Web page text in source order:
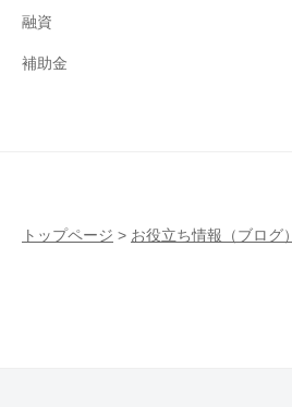
融資
補助金
トップページ > お役立ち情報（ブログ）